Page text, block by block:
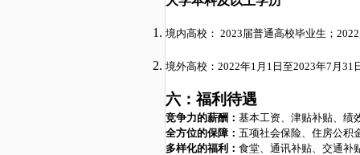
境内高校： 2023届普通高校毕业生； 2022
境外高校： 2022年1月1日至2023年7月31
六：福利待遇
竞争力的薪酬： 基本工资、津贴补贴、绩
全方位的保障： 五项社会保险、住房公积
多样化的福利： 食堂、 通讯补贴、交通补